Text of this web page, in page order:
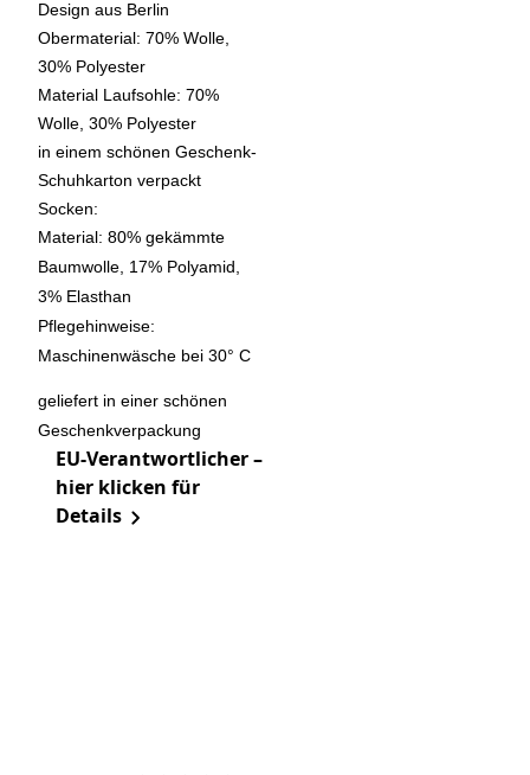
Design aus Berlin
Obermaterial: 70% Wolle,
30% Polyester
Material Laufsohle: 70%
Wolle, 30% Polyester
in einem schönen Geschenk-
Schuhkarton verpackt
Socken:
Material: 80% gekämmte
Baumwolle, 17% Polyamid,
3% Elasthan
Pflegehinweise:
Maschinenwäsche bei 30° C
geliefert in einer schönen
Geschenkverpackung
EU-Verantwortlicher –
hier klicken für
Details